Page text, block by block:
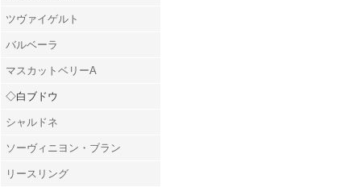
ツヴァイゲルト
バルベーラ
マスカットベリーA
◇白ブドウ
シャルドネ
ソーヴィニヨン・ブラン
リースリング